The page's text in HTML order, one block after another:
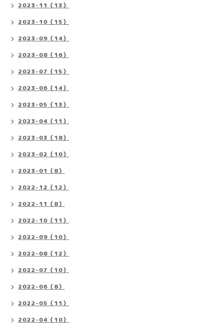
2023-11（13）
2023-10（15）
2023-09（14）
2023-08（16）
2023-07（15）
2023-06（14）
2023-05（13）
2023-04（11）
2023-03（18）
2023-02（10）
2023-01（8）
2022-12（12）
2022-11（8）
2022-10（11）
2022-09（10）
2022-08（12）
2022-07（10）
2022-06（8）
2022-05（11）
2022-04（10）